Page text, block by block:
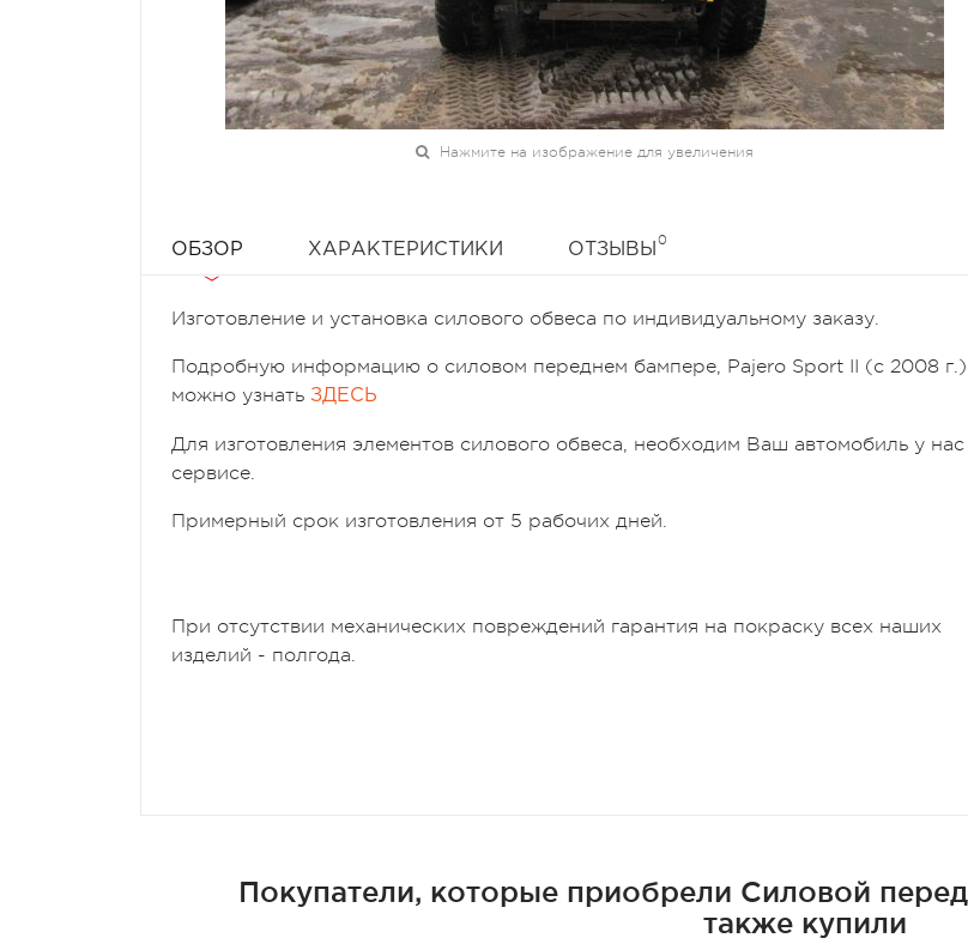
Нажмите на изображение для увеличения
ОБЗОР ХАРАКТЕРИСТИКИ ОТЗЫВЫ
0
Изготовление и установка силового обвеса по индивидуальному заказу.
Подробную информацию о силовом переднем бампере, Pajero Sport II (c 2008 г.)
можно узнать ЗДЕСЬ
Для изготовления элементов силового обвеса, необходим Ваш автомобиль у нас
сервисе.
Примерный срок изготовления от 5 рабочих дней.
При отсутствии механических повреждений гаpантия на покраску всех наших
изделий - полгода.
Покупатели, которые приобрели Силовой
также купили